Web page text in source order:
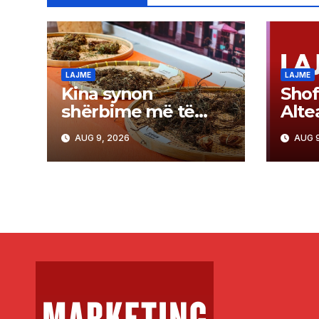
LAJME
Kina synon
shërbime më të
fuqishme të
mjekësisë
tradicionale
AUG 9, 2026
LAJME
AUG